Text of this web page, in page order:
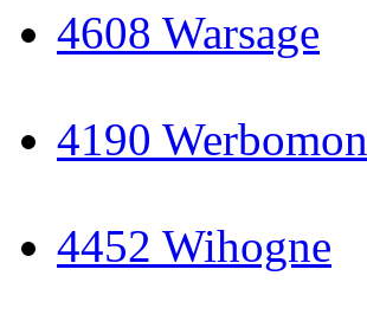
4608 Warsage
4190
4452 Wihogne